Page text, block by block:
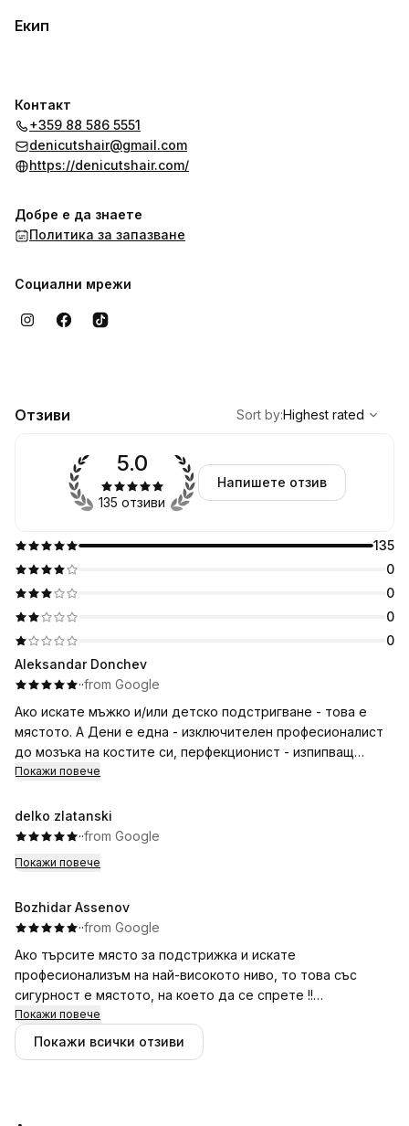
Екип
Контакт
+359 88 586 5551
denicutshair@gmail.com
https://denicutshair.com/
Добре е да знаете
Политика за запазване
Социални мрежи
Отзиви
Highest rated
Sort by:Highest rated
135
0
0
0
0
5.0
135 отзиви
Напишете отзив
Aleksandar Donchev
··from Google
Ако искате мъжко и/или детско подстригване - това е
мястото. А Дени е една - изключителен професионалист
до мозъка на костите си, перфекционист - изпипващ
всичко до най - малкия възможен детайл.
Покажи повече
delko zlatanski
··from Google
Покажи повече
Bozhidar Assenov
··from Google
Ако търсите място за подстрижка и искате
професионализъм на най-високото ниво, то това със
сигурност е мястото, на което да се спрете !!
Строго препоръчвам, уникално отношение към клиента,
винаги бива посрещан с усмивка и добро настроение,
Покажи повече
Покажи всички отзиви